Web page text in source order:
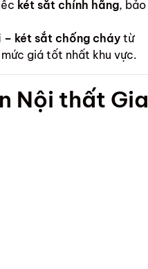
két sắt chính hãng, bảo
két sắt chống cháy từ
giá tốt nhất khu vực.
Nội thất Gia